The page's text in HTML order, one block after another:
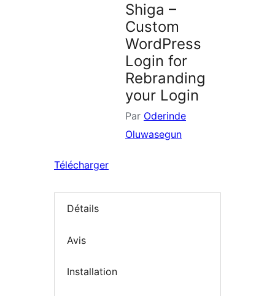
Shiga –
Custom
WordPress
Login for
Rebranding
your Login
Par Oderinde
Oluwasegun
Télécharger
Détails
Avis
Installation